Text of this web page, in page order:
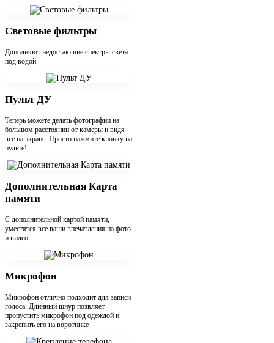
Световые фильтры
Дополняют недостающие спектры света
под водой
Пульт ДУ
Теперь можете делать фотографии на
большом расстоянии от камеры и видя
все на экране. Просто нажмите кнопку на
пульте!
Дополнительная Карта
памяти
С дополнительной картой памяти,
уместятся все ваши впечатления на фото
и видео
Микрофон
Микрофон отлично подходит для записи
голоса. Длинный шнур позвляет
пропустить микрофон под одеждой и
закрепить его на воротнике